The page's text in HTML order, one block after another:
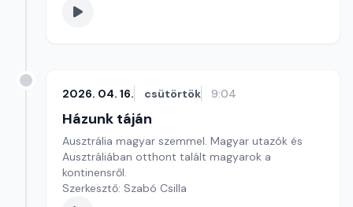
2026. 04. 16. csütörtök 9:04
Házunk táján
Ausztrália magyar szemmel. Magyar utazók és
Ausztráliában otthont talált magyarok a
kontinensről.
Szerkesztő: Szabó Csilla